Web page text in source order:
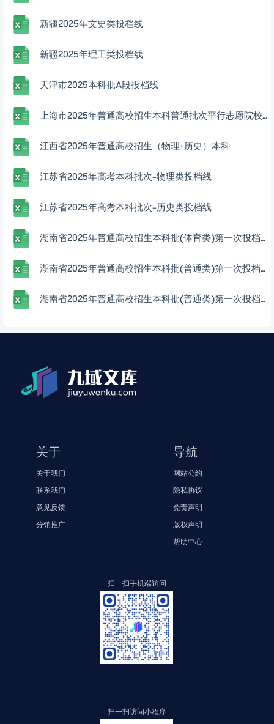
新疆2025年文史类投档线
新疆2025年理工类投档线
天津市2025本科批A段投档线
上海市2025年普通高校招生本科普通批次平行志愿院校专业组投档分数线
江西省2025年普通高校招生（物理+历史）本科
江苏省2025年高考本科批次-物理类投档线
江苏省2025年高考本科批次-历史类投档线
湖南省2025年普通高校招生本科批(体育类)第一次投档分数线
湖南省2025年普通高校招生本科批(普通类)第一次投档分数线
湖南省2025年普通高校招生本科批(普通类)第一次投档分数线(不组织专业考试的艺术专业)
关于
关于我们
联系我们
意见反馈
分销推广
导航
网站公约
隐私协议
免责声明
版权声明
帮助中心
扫一扫手机端访问
扫一扫访问小程序